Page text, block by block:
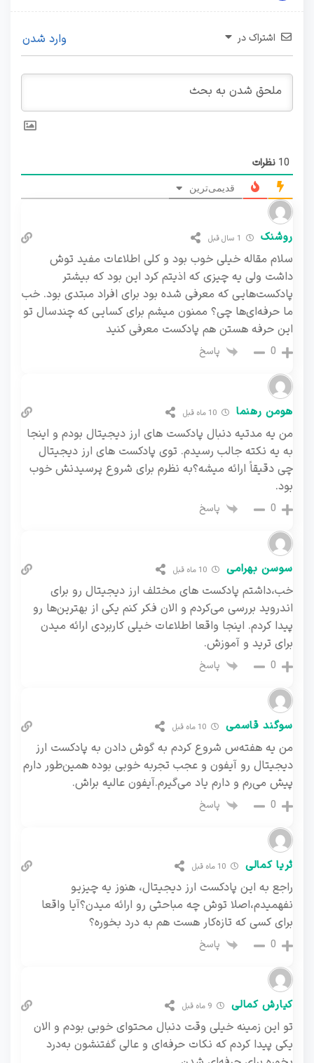
اشتراک در وارد شدن
10 نظرات
قدیمی‌ترین
روشنک
سلام مقاله خیلی خوب بود و کلی اطلاعات مفید توش
داشت ولی یه چیزی که اذیتم کرد این بود که بیشتر
پادکست‌هایی که معرفی شده بود برای افراد مبتدی بود. خب
ما حرفه‌ای‌ها چی؟ ممنون میشم برای کسایی که چندسال تو
این حرفه هستن هم پادکست معرفی کنید
0 پاسخ
هومن رهنما
من یه مدتیه دنبال پادکست های ارز دیجیتال بودم و اینجا
به یه نکته جالب رسیدم. توی پادکست های ارز دیجیتال
چی دقیقاً ارائه میشه؟به نظرم برای شروع پرسیدنش خوب
بود.
0 پاسخ
سوسن بهرامی
خب،داشتم پادکست های مختلف ارز دیجیتال رو برای
اندروید بررسی می‌کردم و الان فکر کنم یکی از بهترین‌ها رو
پیدا کردم. اینجا واقعا اطلاعات خیلی کاربردی ارائه میدن
برای ترید و آموزش.
0 پاسخ
سوگند قاسمی
من یه هفته‌س شروع کردم به گوش دادن به پادکست ارز
دیجیتال رو آیفون و عجب تجربه خوبی بوده همین‌طور دارم
پیش می‌رم و دارم یاد می‌گیرم.آیفون عالیه براش.
0 پاسخ
ثریا کمالی
راجع به این پادکست ارز دیجیتال، هنوز یه چیزیو
نفهمیدم،اصلا توش چه مباحثی رو ارائه میدن؟آیا واقعا
برای کسی که تازه‌کار هست هم به درد بخوره؟
0 پاسخ
کیارش کمالی
تو این زمینه خیلی وقت دنبال محتوای خوبی بودم و الان
یکی پیدا کردم که نکات حرفه‌ای و عالی گفتنشون به‌درد